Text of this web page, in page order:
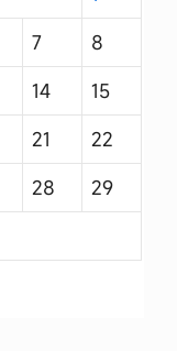
7
8
14
15
21
22
28
29